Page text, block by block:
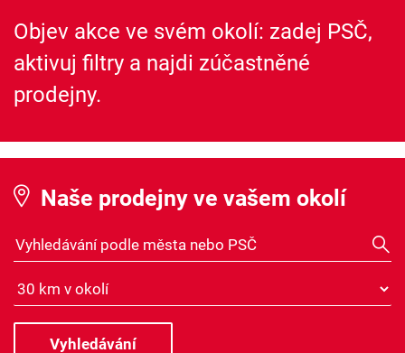
Objev akce ve svém okolí: zadej PSČ,
aktivuj filtry a najdi zúčastněné
prodejny.
Naše prodejny ve vašem okolí
Vyhledávání podle města nebo PSČ
Vzdálenost